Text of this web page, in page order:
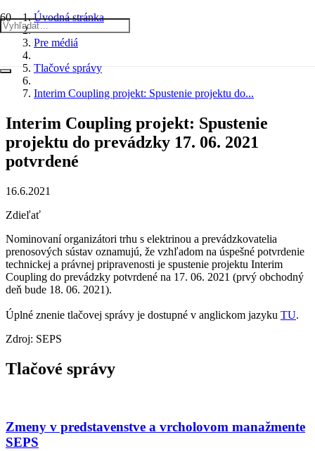
Úvodná stránka
Pre médiá
Tlačové správy
Interim Coupling projekt: Spustenie projektu do...
Interim Coupling projekt: Spustenie
projektu do prevádzky 17. 06. 2021
potvrdené
16.6.2021
Zdieľať
Nominovaní organizátori trhu s elektrinou a prevádzkovatelia
prenosových sústav oznamujú, že vzhľadom na úspešné potvrdenie
technickej a právnej pripravenosti je spustenie projektu Interim
Coupling do prevádzky potvrdené na 17. 06. 2021 (prvý obchodný
deň bude 18. 06. 2021).
Úplné znenie tlačovej správy je dostupné v anglickom jazyku TU.
Zdroj: SEPS
Tlačové správy
Zmeny v predstavenstve a vrcholovom manažmente
SEPS